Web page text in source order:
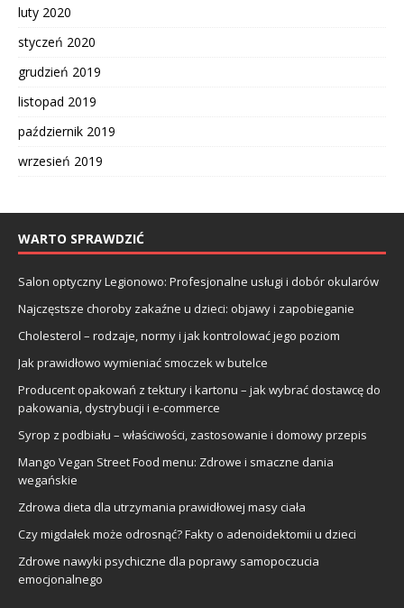
luty 2020
styczeń 2020
grudzień 2019
listopad 2019
październik 2019
wrzesień 2019
WARTO SPRAWDZIĆ
Salon optyczny Legionowo: Profesjonalne usługi i dobór okularów
Najczęstsze choroby zakaźne u dzieci: objawy i zapobieganie
Cholesterol – rodzaje, normy i jak kontrolować jego poziom
Jak prawidłowo wymieniać smoczek w butelce
Producent opakowań z tektury i kartonu – jak wybrać dostawcę do
pakowania, dystrybucji i e-commerce
Syrop z podbiału – właściwości, zastosowanie i domowy przepis
Mango Vegan Street Food menu: Zdrowe i smaczne dania
wegańskie
Zdrowa dieta dla utrzymania prawidłowej masy ciała
Czy migdałek może odrosnąć? Fakty o adenoidektomii u dzieci
Zdrowe nawyki psychiczne dla poprawy samopoczucia
emocjonalnego